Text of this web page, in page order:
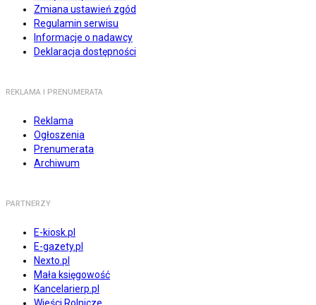
Zmiana ustawień zgód
Regulamin serwisu
Informacje o nadawcy
Deklaracja dostępności
REKLAMA I PRENUMERATA
Reklama
Ogłoszenia
Prenumerata
Archiwum
PARTNERZY
E-kiosk.pl
E-gazety.pl
Nexto.pl
Mała księgowość
Kancelarierp.pl